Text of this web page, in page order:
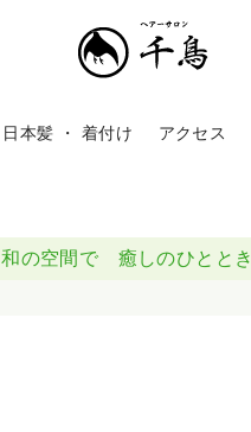
日本髪 ・ 着付け アクセス
和の空間で 癒しのひとと